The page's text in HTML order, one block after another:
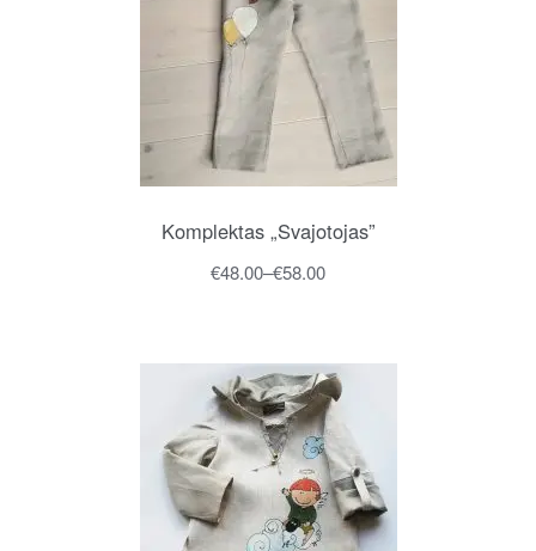
Komplektas „Svajotojas”
€48.00–€58.00